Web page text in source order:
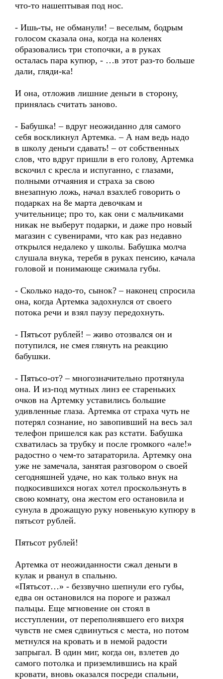
что-то нашептывая под нос.
- Ишь-ты, не обманули! – веселым, бодрым
голосом сказала она, когда на коленях
образовались три стопочки, а в руках
осталась пара купюр, - …в этот раз-то больше
дали, гляди-ка!
И она, отложив лишние деньги в сторону,
принялась считать заново.
- Бабушка! – вдруг неожиданно для самого
себя воскликнул Артемка. – А нам ведь надо
в школу деньги сдавать! – от собственных
слов, что вдруг пришли в его голову, Артемка
вскочил с кресла и испуганно, с глазами,
полными отчаяния и страха за свою
внезапную ложь, начал взахлеб говорить о
подарках на 8е марта девочкам и
учительнице; про то, как они с мальчиками
никак не выберут подарки, и даже про новый
магазин с сувенирами, что как раз недавно
открылся недалеко у школы. Бабушка молча
слушала внука, теребя в руках пенсию, качала
головой и понимающе сжимала губы.
- Сколько надо-то, сынок? – наконец спросила
она, когда Артемка задохнулся от своего
потока речи и взял паузу передохнуть.
- Пятьсот рублей! – живо отозвался он и
потупился, не смея глянуть на реакцию
бабушки.
- Пятьсо-от? – многозначительно протянула
она. И из-под мутных линз ее стареньких
очков на Артемку уставились большие
удивленные глаза. Артемка от страха чуть не
потерял сознание, но завопивший на весь зал
телефон пришелся как раз кстати. Бабушка
схватилась за трубку и после громкого «але!»
радостно о чем-то затараторила. Артемку она
уже не замечала, занятая разговором о своей
сегодняшней удаче, но как только внук на
подкосившихся ногах хотел проскользнуть в
свою комнату, она жестом его остановила и
сунула в дрожащую руку новенькую купюру в
пятьсот рублей.
Пятьсот рублей!
Артемка от неожиданности сжал деньги в
кулак и рванул в спальню.
«Пятьсот…» - беззвучно шепнули его губы,
едва он остановился на пороге и разжал
пальцы. Еще мгновение он стоял в
исступлении, от переполнявшего его вихря
чувств не смея сдвинуться с места, но потом
метнулся на кровать и в немой радости
запрыгал. В один миг, когда он, взлетев до
самого потолка и приземлившись на край
кровати, вновь оказался посреди спальни,